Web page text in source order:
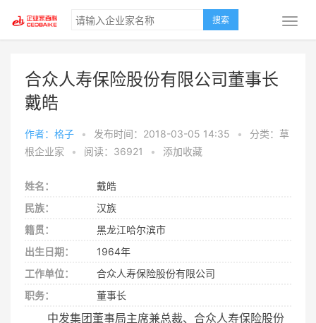
搜索
合众人寿保险股份有限公司董事长
戴皓
作者：格子 • 发布时间：2018-03-05 14:35 •
分类：草
根企业家
• 阅读：36921 • 添加收藏
姓名：
戴皓
民族：
汉族
籍贯：
黑龙江哈尔滨市
出生日期：
1964年
工作单位：
合众人寿保险股份有限公司
职务：
董事长
中发集团董事局主席兼总裁、合众人寿保险股份